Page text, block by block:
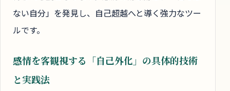
ない自分」を発見し、自己超越へと導く強力なツー
ルです。
感情を客観視する「自己外化」の具体的技術
と実践法